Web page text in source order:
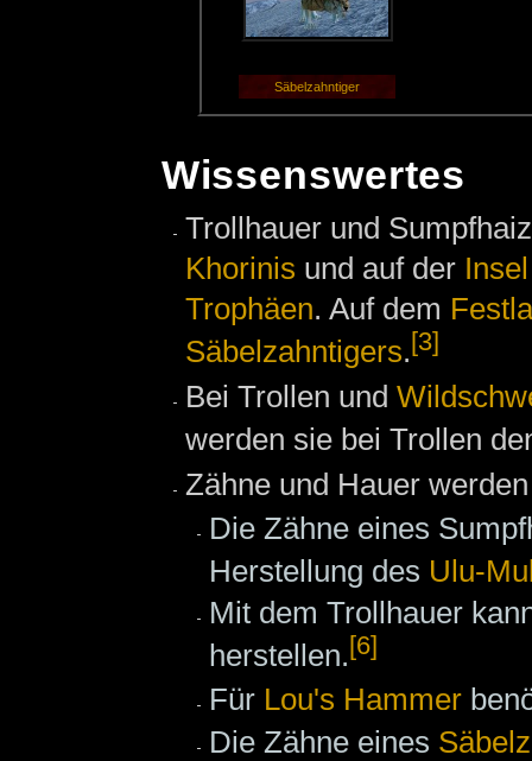
Säbelzahntiger
Wissenswertes
Trollhauer und
Khorinis und auf der
Trophäen. Auf dem
Säbelzahntigers. [3]
Bei Trollen und
werden sie bei Trollen
Zähne und Hauer
Die Zähne eines
Herstellung des Ulu-
Mit dem Trollhauer
herstellen. [6]
Für Lou's Hammer
Die Zähne eines